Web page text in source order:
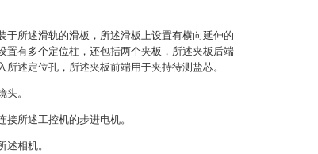
于所述滑轨的滑板，所述滑板上设置有横向延伸的
置有多个定位柱，还包括两个夹板，所述夹板后端
述定位孔，所述夹板前端用于夹持待测盐芯。
。
所述工控机的步进电机。
相机。